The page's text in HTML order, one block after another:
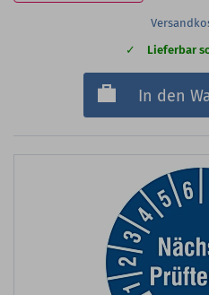
Lieferbar
In den